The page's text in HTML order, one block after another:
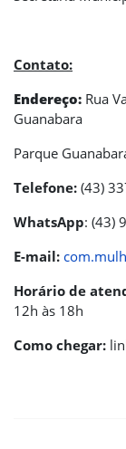
Contato:
Endereço: Rua
Guanabara
Parque
Telefone: (43)
WhatsApp: (43)
E-mail:
Horário de
12h às 18h
Como chegar: